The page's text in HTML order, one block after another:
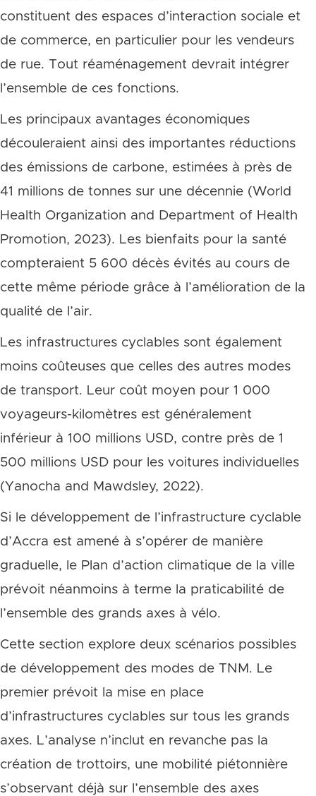
constituent des espaces d’interaction sociale et
de commerce, en particulier pour les vendeurs
de rue. Tout réaménagement devrait intégrer
l’ensemble de ces fonctions.
Les principaux avantages économiques
découleraient ainsi des importantes réductions
des émissions de carbone, estimées à près de
41 millions de tonnes sur une décennie (World
Health Organization and Department of Health
Promotion, 2023). Les bienfaits pour la santé
compteraient 5 600 décès évités au cours de
cette même période grâce à l’amélioration de la
qualité de l’air.
Les infrastructures cyclables sont également
moins coûteuses que celles des autres modes
de transport. Leur coût moyen pour 1 000
voyageurs-kilomètres est généralement
inférieur à 100 millions USD, contre près de 1
500 millions USD pour les voitures individuelles
(Yanocha and Mawdsley, 2022).
Si le développement de l’infrastructure cyclable
d’Accra est amené à s’opérer de manière
graduelle, le Plan d’action climatique de la ville
prévoit néanmoins à terme la praticabilité de
l’ensemble des grands axes à vélo.
Cette section explore deux scénarios possibles
de développement des modes de TNM. Le
premier prévoit la mise en place
d’infrastructures cyclables sur tous les grands
axes. L’analyse n’inclut en revanche pas la
création de trottoirs, une mobilité piétonnière
s’observant déjà sur l’ensemble des axes